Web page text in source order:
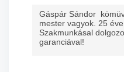
Gáspár Sándor
mester vagyok. 25
Szakmunkásal
garanciával!